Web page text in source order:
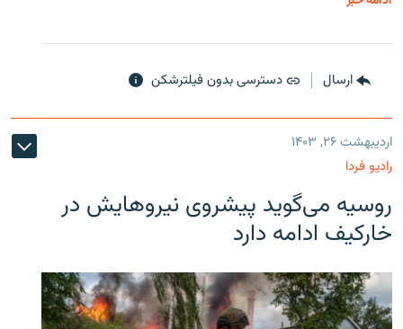
ارسال دسترسی بدون فیلترشکن
اردیبهشت ۲۶, ۱۴۰۳
رادیو فردا
روسیه می‌گوید پیشروی نیروهایش در
خارکیف ادامه دارد